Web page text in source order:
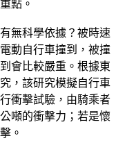
點。
無科學依據？被時速
動自行車撞到，被撞
會比較嚴重。根據東
，該研究模擬自行車
衝擊試驗，由騎乘者
噸的衝擊力；若是懷
。